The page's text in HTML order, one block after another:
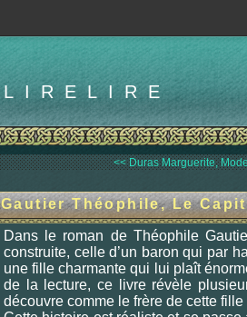
LIRELIRE
<< Duras Marguerite,
Gautier Théophile, Le
Dans le roman de Théophile
construite, celle d’un baron qui par
une fille charmante qui lui plaît
de la lecture, ce livre révèle
découvre comme le frère de cette